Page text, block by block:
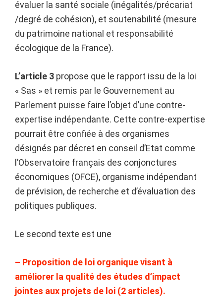
évaluer la santé sociale (inégalités/précariat
/degré de cohésion), et soutenabilité (mesure
du patrimoine national et responsabilité
écologique de la France).
L’article 3 propose que le rapport issu de la loi
« Sas » et remis par le Gouvernement au
Parlement puisse faire l’objet d’une contre-
expertise indépendante. Cette contre-expertise
pourrait être confiée à des organismes
désignés par décret en conseil d’Etat comme
l’Observatoire français des conjonctures
économiques (OFCE), organisme indépendant
de prévision, de recherche et d’évaluation des
politiques publiques.
Le second texte est une
– Proposition de loi organique visant à
améliorer la qualité des études d’impact
jointes aux projets de loi (2 articles).